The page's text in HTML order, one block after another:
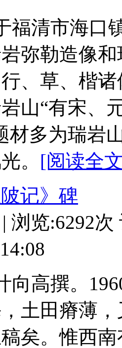
福清市海口
弥勒造像
、草、楷
山“有宋、
材多为瑞岩
。 [阅读全
记》碑
浏览:6292次
向高撰。
土田瘠薄
矣。惟西